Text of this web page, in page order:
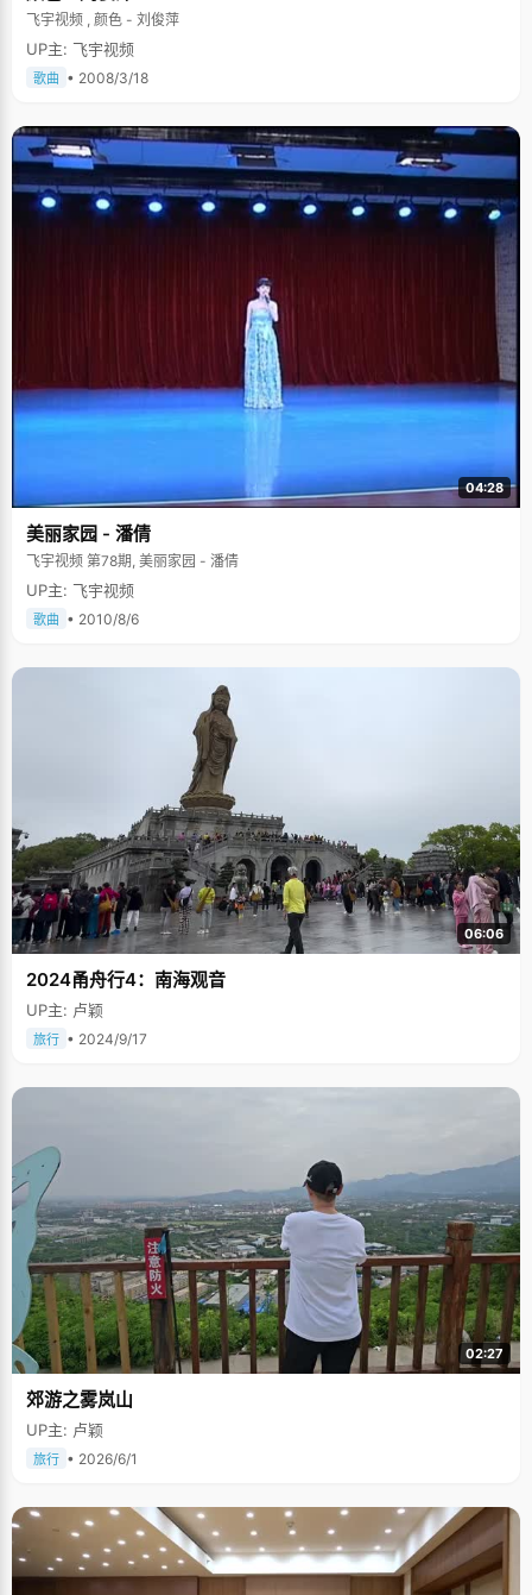
飞宇视频 , 颜色 - 刘俊萍
UP主: 飞宇视频
歌曲 • 2008/3/18
04:28
美丽家园 - 潘倩
飞宇视频 第78期, 美丽家园 - 潘倩
UP主: 飞宇视频
歌曲 • 2010/8/6
06:06
2024甬舟行4：南海观音
UP主: 卢颖
旅行 • 2024/9/17
02:27
郊游之雾岚山
UP主: 卢颖
旅行 • 2026/6/1